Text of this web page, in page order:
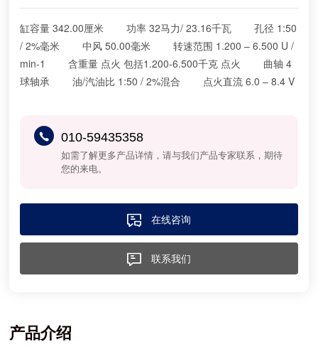
缸容量 342.00厘米 功率 32马力/ 23.16千瓦 孔径 1:50
/ 2%毫米 中风 50.00毫米 转速范围 1.200 – 6.500 U /
min-1 含重量 点火 包括1.200-6.500千克 点火 曲轴 4
球轴承 油/汽油比 1:50 / 2%混合 点火直流 6.0 – 8.4 V
010-59435358
如需了解更多产品详情，请与我们产品专家联系，期待
您的来电。
在线咨询
联系我们
产品介绍